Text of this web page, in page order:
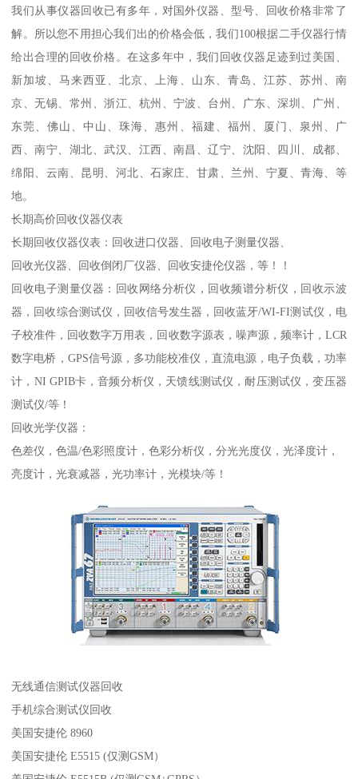
我们从事仪器回收已有多年，对国外仪器、型号、回收价格非常了
解。所以您不用担心我们出的价格会低，我们100根据二手仪器行情
给出合理的回收价格。在这多年中，我们回收仪器足迹到过美国、
新加坡、马来西亚、北京、上海、山东、青岛、江苏、苏州、南
京、无锡、常州、浙江、杭州、宁波、台州、广东、深圳、广州、
东莞、佛山、中山、珠海、惠州、福建、福州、厦门、泉州、广
西、南宁、湖北、武汉、江西、南昌、辽宁、沈阳、四川、成都、
绵阳、云南、昆明、河北、石家庄、甘肃、兰州、宁夏、青海、等
地。
长期高价回收仪器仪表
长期回收仪器仪表：回收进口仪器、回收电子测量仪器、
回收光仪器、回收倒闭厂仪器、回收安捷伦仪器，等！！
回收电子测量仪器：回收网络分析仪，回收频谱分析仪，回收示波
器，回收综合测试仪，回收信号发生器，回收蓝牙/WI-FI测试仪，电
子校准件，回收数字万用表，回收数字源表，噪声源，频率计，LCR
数字电桥，GPS信号源，多功能校准仪，直流电源，电子负载，功率
计，NI GPIB卡，音频分析仪，天馈线测试仪，耐压测试仪，变压器
测试仪/等！
回收光学仪器：
色差仪，色温/色彩照度计，色彩分析仪，分光光度仪，光泽度计，
亮度计，光衰减器，光功率计，光模块/等！
无线通信测试仪器回收
手机综合测试仪回收
美国安捷伦 8960
美国安捷伦 E5515 (仅测GSM）